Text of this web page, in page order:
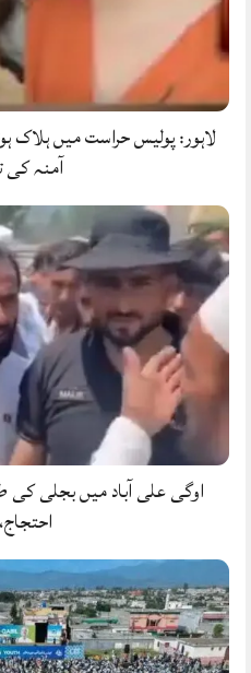
لاہور: پولیس حراست میں ہلاک
آمنہ
اوگی علی آباد میں بجلی